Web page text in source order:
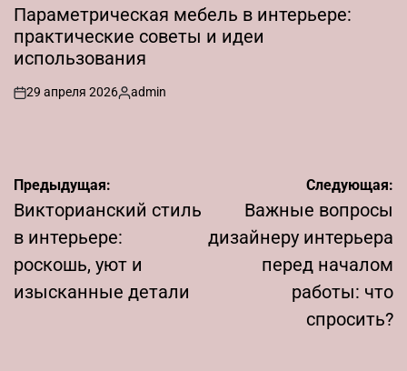
ВПараметрическая мебель в интерьере:
практические советы и идеи
использования
on
29 апреля 2026
Запись
admin
Навигация
по
записям
Предыдущая:
Викторианский стиль
в интерьере:
роскошь, уют и
изысканные детали
Следующая:
Важные вопросы
дизайнеру интерьера
перед началом
работы: что
спросить?